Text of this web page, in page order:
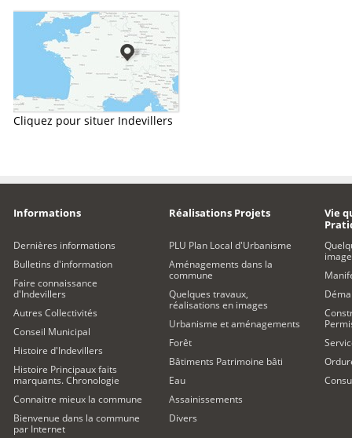
Cliquez pour situer Indevillers
Informations
Dernières informations
Bulletins d'information
Faire connaissance
d'Indevillers
Autres Collectivités
Conseil Municipal
Histoire d'Indevillers
Histoire Principaux faits
marquants. Chronologie
Connaitre mieux la commune
Bienvenue dans la commune
par Internet
Réalisations Projets
PLU Plan Local d'Urbanisme
Aménagements dans la
commune
Quelques travaux,
réalisations en images
Urbanisme et aménagements
Forêt
Bâtiments Patrimoine bâti
Eau
Assainissements
Divers
Vie